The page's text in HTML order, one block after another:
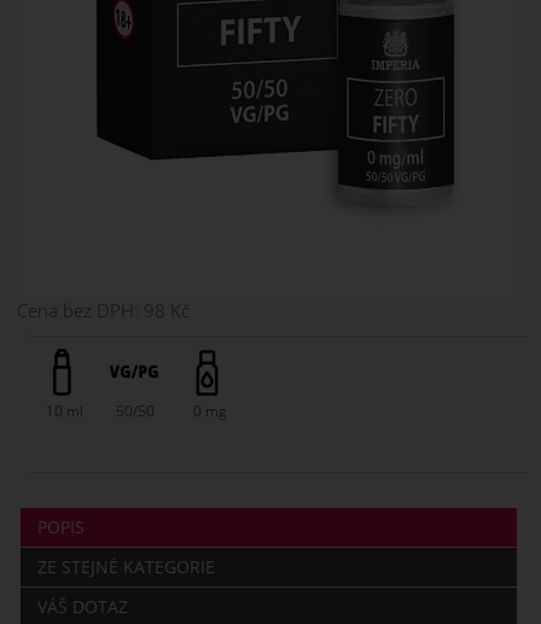
Cena bez DPH: 98 Kč
10 ml 50/50 0 mg
POPIS
ZE STEJNÉ KATEGORIE
VÁŠ DOTAZ